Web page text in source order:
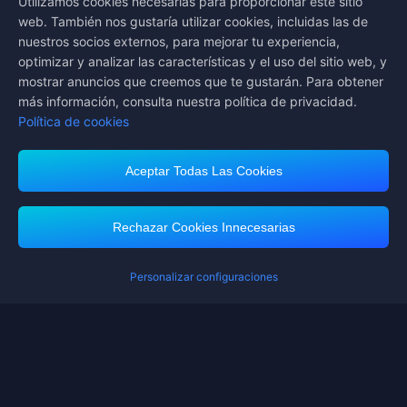
web. También nos gustaría utilizar cookies, incluidas las de
nuestros socios externos, para mejorar tu experiencia,
optimizar y analizar las características y el uso del sitio web, y
mostrar anuncios que creemos que te gustarán. Para obtener
más información, consulta nuestra política de privacidad.
Política de cookies
Aceptar Todas Las Cookies
Rechazar Cookies Innecesarias
Personalizar configuraciones
Síguenos en
Midasbuy admite métodos de pago